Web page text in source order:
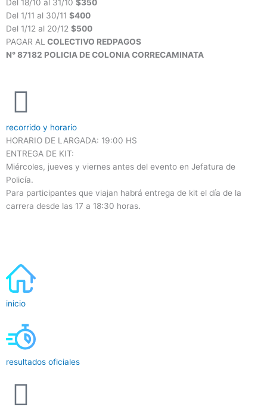
Del 18/10 al 31/10 $350
Del 1/11 al 30/11 $400
Del 1/12 al 20/12 $500
PAGAR AL COLECTIVO REDPAGOS
N° 87182 POLICIA DE COLONIA CORRECAMINATA
recorrido y horario
HORARIO DE LARGADA: 19:00 HS
ENTREGA DE KIT:
Miércoles, jueves y viernes antes del evento en Jefatura de
Policía.
Para participantes que viajan habrá entrega de kit el día de la
carrera desde las 17 a 18:30 horas.
inicio
resultados oficiales